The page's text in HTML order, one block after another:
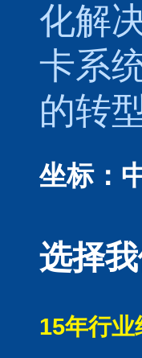
化解
卡系
的转
坐标：
选择
15年行